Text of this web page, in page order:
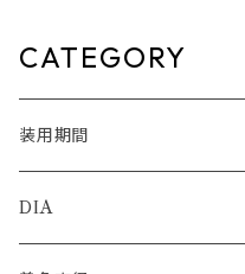
CATEGORY
装用期間
1day
DIA